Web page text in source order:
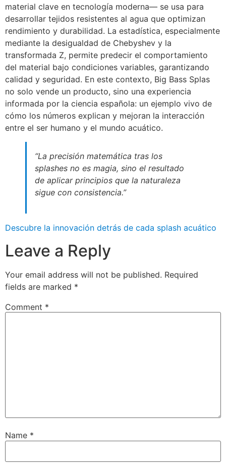
material clave en tecnología moderna— se usa para
desarrollar tejidos resistentes al agua que optimizan
rendimiento y durabilidad. La estadística, especialmente
mediante la desigualdad de Chebyshev y la
transformada Z, permite predecir el comportamiento
del material bajo condiciones variables, garantizando
calidad y seguridad. En este contexto, Big Bass Splas
no solo vende un producto, sino una experiencia
informada por la ciencia española: un ejemplo vivo de
cómo los números explican y mejoran la interacción
entre el ser humano y el mundo acuático.
“La precisión matemática tras los
splashes no es magia, sino el resultado
de aplicar principios que la naturaleza
sigue con consistencia.”
Descubre la innovación detrás de cada splash acuático
Leave a Reply
Your email address will not be published. Required
fields are marked *
Comment *
Name *